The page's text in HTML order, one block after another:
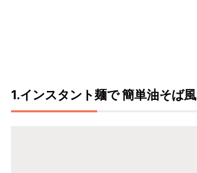
1.インスタント麺で 簡単油そば風